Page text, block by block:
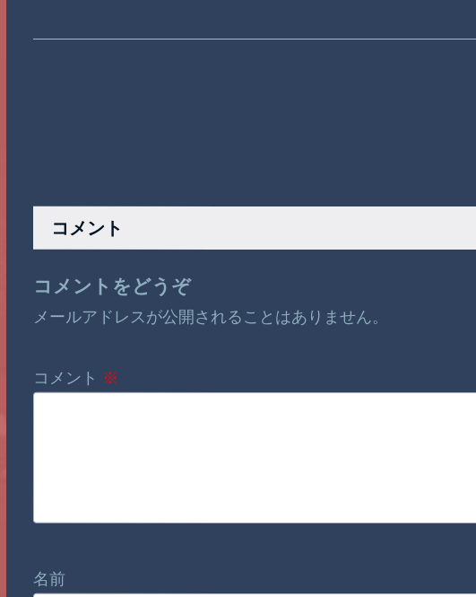
コメント
コメントをどうぞ
メールアドレスが公開されることはありません。
コメント ※
名前